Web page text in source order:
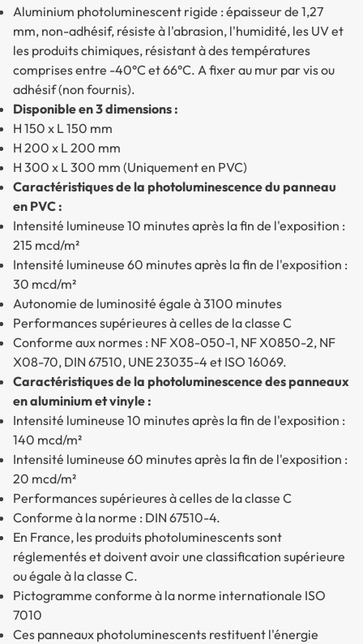
Aluminium photoluminescent rigide : épaisseur de 1,27
mm, non-adhésif, résiste à l'abrasion, l'humidité, les UV et
les produits chimiques, résistant à des températures
comprises entre -40°C et 66°C. A fixer au mur par vis ou
adhésif (non fournis).
Disponible en 3 dimensions :
H 150 x L 150 mm
H 200 x L 200 mm
H 300 x L 300 mm (Uniquement en PVC)
Caractéristiques de la photoluminescence du panneau
en PVC :
Intensité lumineuse 10 minutes après la fin de l'exposition :
215 mcd/m²
Intensité lumineuse 60 minutes après la fin de l'exposition :
30 mcd/m²
Autonomie de luminosité égale à 3100 minutes
Performances supérieures à celles de la classe C
Conforme aux normes : NF X08-050-1, NF X0850-2, NF
X08-70, DIN 67510, UNE 23035-4 et ISO 16069.
Caractéristiques de la photoluminescence des panneaux
en aluminium et vinyle :
Intensité lumineuse 10 minutes après la fin de l'exposition :
140 mcd/m²
Intensité lumineuse 60 minutes après la fin de l'exposition :
20 mcd/m²
Performances supérieures à celles de la classe C
Conforme à la norme : DIN 67510-4.
En France, les produits photoluminescents sont
réglementés et doivent avoir une classification supérieure
ou égale à la classe C.
Pictogramme conforme à la norme internationale ISO
7010
Ces panneaux photoluminescents restituent l'énergie